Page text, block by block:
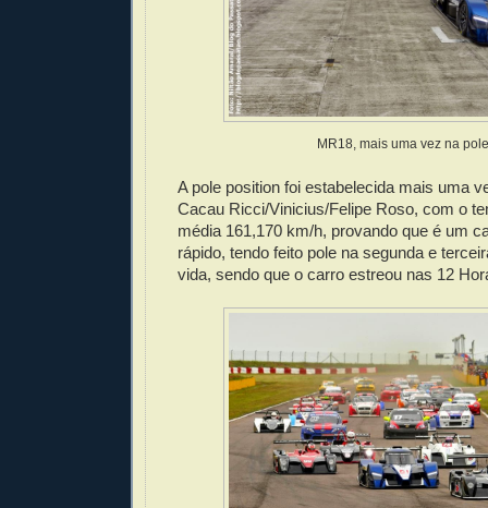
MR18, mais uma vez na pole
A pole position foi estabelecida mais uma
Cacau Ricci/Vinicius/Felipe Roso, com o
média 161,170 km/h, provando que é um
rápido, tendo feito pole na segunda e
vida, sendo que o carro estreou nas 12